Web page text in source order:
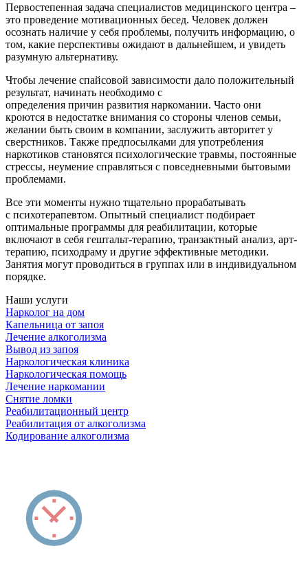
Первостепенная задача специалистов медицинского центра –
это проведение мотивационных бесед. Человек должен
осознать наличие у себя проблемы, получить информацию, о
том, какие перспективы ожидают в дальнейшем, и увидеть
разумную альтернативу.
Чтобы лечение спайсовой зависимости дало положительный
результат, начинать необходимо с
определения причин развития наркомании. Часто они
кроются в недостатке внимания со стороны членов семьи,
желании быть своим в компании, заслужить авторитет у
сверстников. Также предпосылками для употребления
наркотиков становятся психологические травмы, постоянные
стрессы, неумение справляться с повседневными бытовыми
проблемами.
Все эти моменты нужно тщательно прорабатывать
с психотерапевтом. Опытный специалист подбирает
оптимальные программы для реабилитации, которые
включают в себя гештальт-терапию, транзактный анализ, арт-
терапию, психодраму и другие эффективные методики.
Занятия могут проводиться в группах или в индивидуальном
порядке.
Наши услуги
Нарколог на дом
Капельница от запоя
Лечение алкоголизма
Вывод из запоя
Наркологическая клиника
Наркологическая помощь
Лечение наркомании
Снятие ломки
Реабилитационный центр
Реабилитация от алкоголизма
Кодирование алкоголизма